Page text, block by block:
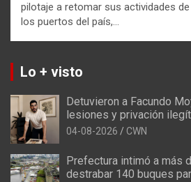
pilotaje a retomar sus actividades
los puertos del país,…
Lo + visto
Detuvieron a Facundo
lesiones y privación
04-08-2026 CWN
Prefectura intimó a más
destrabar 140 buques